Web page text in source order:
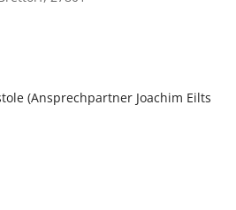
(Ansprechpartner Joachim Eilts